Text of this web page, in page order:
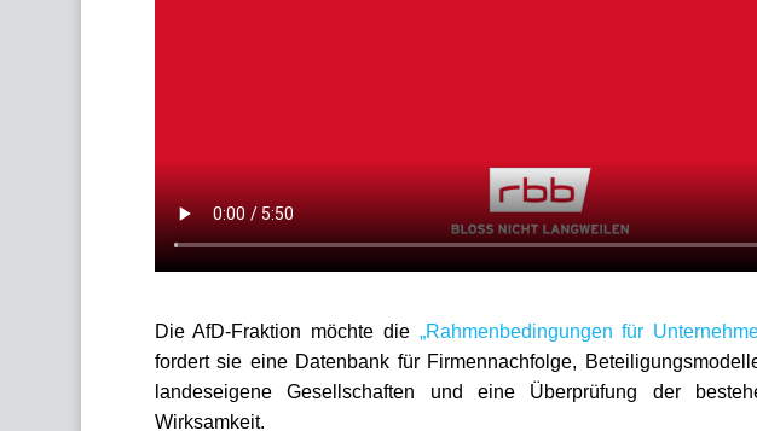
Die AfD-Fraktion möchte die „Rahmenbedingungen für
fordert sie eine Datenbank für Firmennachfolge,
landeseigene Gesellschaften und eine Überprüfung der
Wirksamkeit.